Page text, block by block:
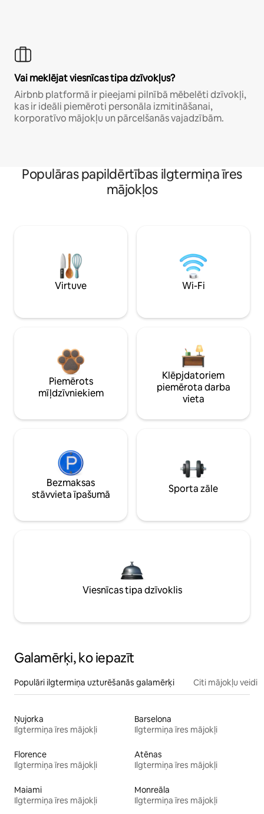
Vai meklējat viesnīcas tipa dzīvokļus?
Airbnb platformā ir pieejami pilnībā mēbelēti dzīvokļi,
kas ir ideāli piemēroti personāla izmitināšanai,
korporatīvo mājokļu un pārcelšanās vajadzībām.
Populāras papildērtības ilgtermiņa īres
mājokļos
Virtuve Wi-Fi
Piemērots
mīļdzīvniekiem
Klēpjdatoriem
piemērota darba
vieta
Bezmaksas
stāvvieta īpašumā
Sporta zāle
Viesnīcas tipa dzīvoklis
Galamērķi, ko iepazīt
Populāri ilgtermiņa uzturēšanās galamērķi Citi mājokļu veidi
Ņujorka
Ilgtermiņa īres mājokļi
Barselona
Ilgtermiņa īres mājokļi
Florence
Ilgtermiņa īres mājokļi
Atēnas
Ilgtermiņa īres mājokļi
Maiami
Ilgtermiņa īres mājokļi
Monreāla
Ilgtermiņa īres mājokļi